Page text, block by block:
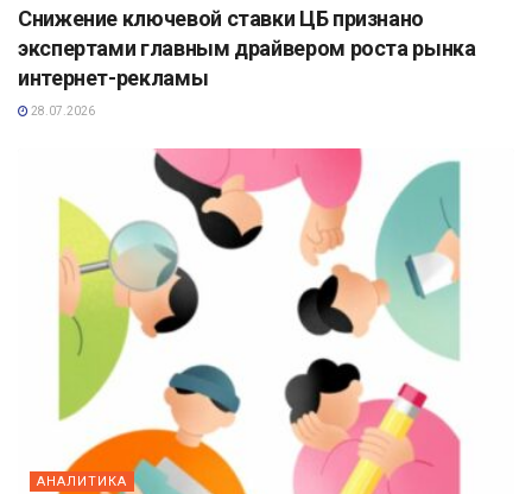
Снижение ключевой ставки ЦБ признано
экспертами главным драйвером роста рынка
интернет-рекламы
28.07.2026
АНАЛИТИКА